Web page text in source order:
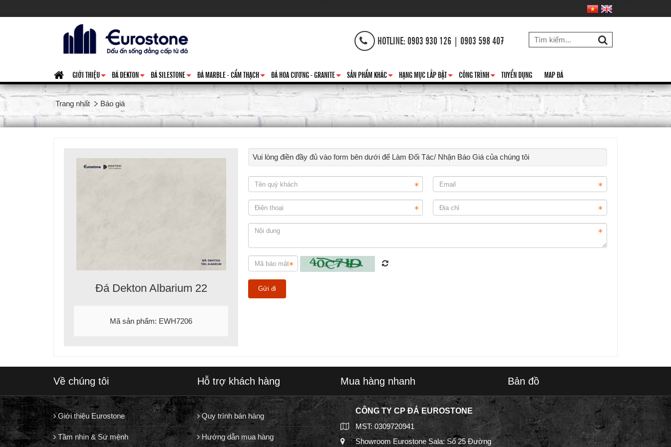
HOTLINE: 0903 930 126 | 0903 598 407
+
GIỚI THIỆU
+
ĐÁ DEKTON
+
ĐÁ SILESTONE
+
ĐÁ MARBLE - CẨM THẠCH
+
ĐÁ HOA CƯƠNG - GRANITE
+
SẢN PHẨM KHÁC
+
HẠNG MỤC LẮP ĐẶT
+
CÔNG TRÌNH TUYỂN DỤNG MAP ĐÁ
Trang nhất Báo giá
Đá Dekton Albarium 22
Mã sản phẩm: EWH7206
Vui lòng điền đầy đủ vào form bên dưới để Làm Đối Tác/ Nhận Báo Giá của chúng tôi
Về chúng tôi
Giới thiệu Eurostone
Tầm nhìn & Sứ mệnh
Hỗ trợ khách hàng
Quy trình bán hàng
Hướng dẫn mua hàng
Mua hàng nhanh
CÔNG TY CP ĐÁ EUROSTONE
MST: 0309720941
Showroom Eurostone Sala: Số 25 Đường
Bản đồ